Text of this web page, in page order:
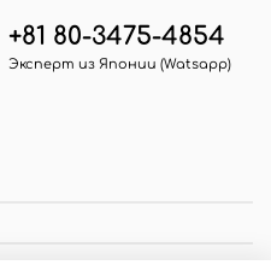
+81 80-3475-4854
Эксперт из Японии (Watsapp)